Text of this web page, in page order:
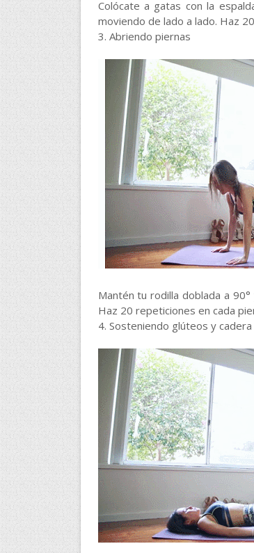
Colócate a gatas con la
moviendo de lado a lado. Haz
3. Abriendo piernas
Mantén tu rodilla doblada a
Haz 20 repeticiones en cada
4. Sosteniendo glúteos y cadera